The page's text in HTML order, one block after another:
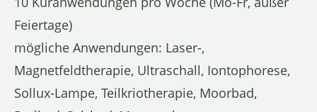
Feiertage)
mögliche Anwendungen: Laser-,
Magnetfeldtherapie, Ultraschall, Iontophorese,
Sollux-Lampe, Teilkriotherapie, Moorbad,